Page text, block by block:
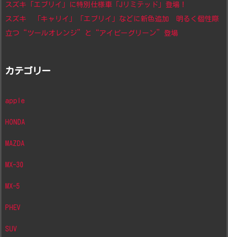
スズキ「エブリイ」に特別仕様車「Jリミテッド」登場！
スズキ 「キャリイ」「エブリイ」などに新色追加 明るく個性際
立つ“ツールオレンジ”と“アイビーグリーン”登場
カテゴリー
apple
HONDA
MAZDA
MX-30
MX-5
PHEV
SUV